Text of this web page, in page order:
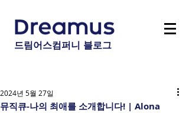
드림어스컴퍼니 블로그
뮤직큐-나의 최애를 소개합니다! | Alona
2024년 5월 27일